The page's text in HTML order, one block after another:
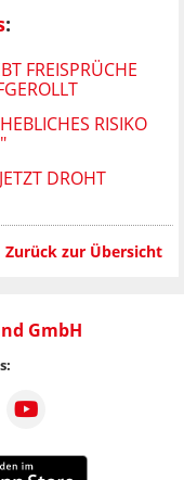
:
FREISPRÜCHE
RISIKO
DROHT
Zurück zur Übersicht
GmbH